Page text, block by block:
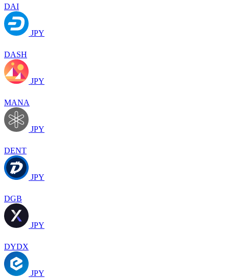
DAI
JPY
DASH
JPY
MANA
JPY
DENT
JPY
DGB
JPY
DYDX
JPY